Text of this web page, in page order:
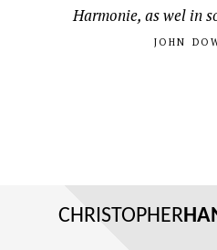
Harmonie, as wel in
JOHN
CHRISTOPHER